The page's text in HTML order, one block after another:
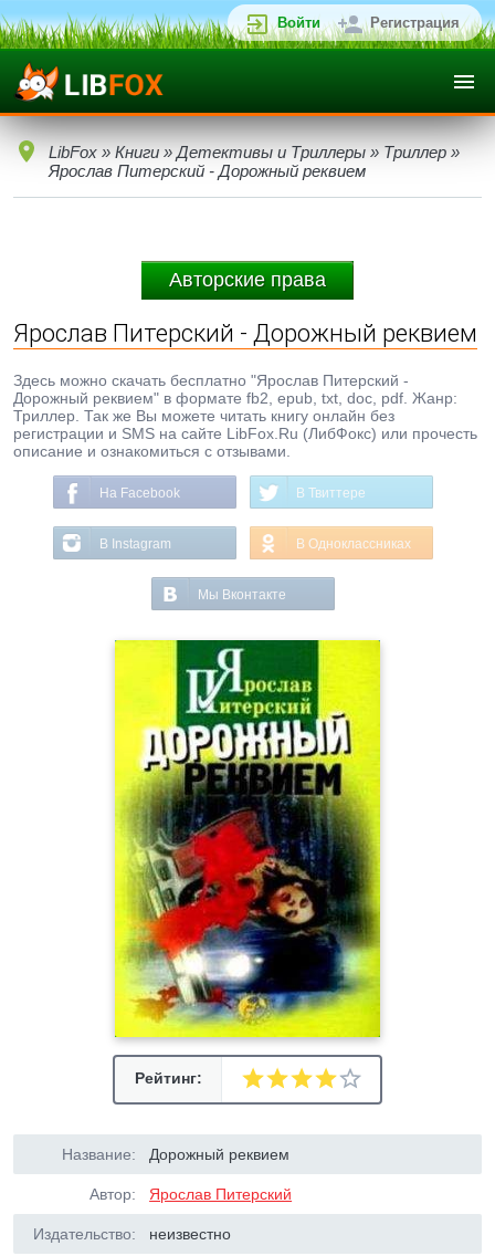
Войти Регистрация
LibFox » Книги » Детективы и Триллеры » Триллер »
Ярослав Питерский - Дорожный реквием
Авторские права
Ярослав Питерский - Дорожный реквием
Здесь можно скачать бесплатно "Ярослав Питерский -
Дорожный реквием" в формате fb2, epub, txt, doc, pdf. Жанр:
Триллер. Так же Вы можете читать книгу онлайн без
регистрации и SMS на сайте LibFox.Ru (ЛибФокс) или прочесть
описание и ознакомиться с отзывами.
На Facebook В Твиттере
В Instagram В Одноклассниках
Мы Вконтакте
Рейтинг:
Название: Дорожный реквием
Автор: Ярослав Питерский
Издательство: неизвестно